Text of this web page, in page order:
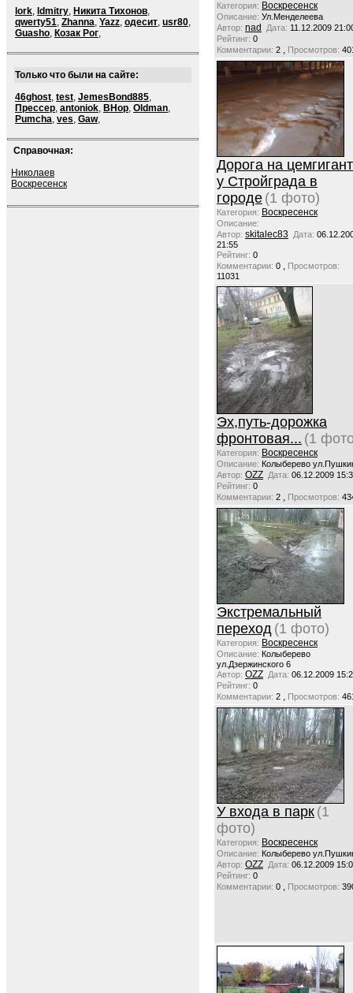
lork, ldmitry, Никита Тихонов,
qwerty51, Zhanna, Yazz, одесит, usr80,
Guasho, Козак Рог,
Только что были на сайте:
46ghost, test, JemesBond885,
Прессер, antoniok, BHop, Oldman,
Pumcha, ves, Gaw,
Справочная:
Николаев
Воскресенск
Категория: Воскресенск
Описание: Ул.Менделеева
Автор: nad Дата: 11.12.2009
Рейтинг: 0
Комментарии: 2 , Просмотров:
Дорога на цемгигант
у Стройграда в
городе (1 фото)
Категория: Воскресенск
Описание:
Автор: skitalec83 Дата:
21:55
Рейтинг: 0
Комментарии: 0 , Просмотров:
11031
Эх,путь-дорожка
фронтовая... (1
Категория: Воскресенск
Описание: Колыберево
Автор: OZZ Дата: 06.12.2009
Рейтинг: 0
Комментарии: 2 , Просмотров:
Экстремальный
переход (1 фото)
Категория: Воскресенск
Описание: Колыберево
ул.Дзержинского 6
Автор: OZZ Дата: 06.12.2009
Рейтинг: 0
Комментарии: 2 , Просмотров:
У входа в парк (1
фото)
Категория: Воскресенск
Описание: Колыберево
Автор: OZZ Дата: 06.12.2009
Рейтинг: 0
Комментарии: 0 , Просмотров: